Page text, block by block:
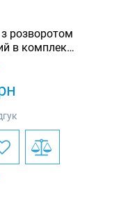
з розворотом
в комплекті